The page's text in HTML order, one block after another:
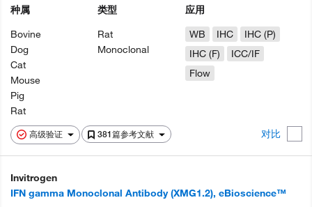
高级验证 381篇参考文献 对比
种属
Bovine
Dog
Cat
Mouse
Pig
Rat
类型
Rat
Monoclonal
应用
WB
IHC
IHC (P)
IHC (F)
ICC/IF
Flow
Invitrogen
IFN gamma Monoclonal Antibody (XMG1.2), eBioscience™